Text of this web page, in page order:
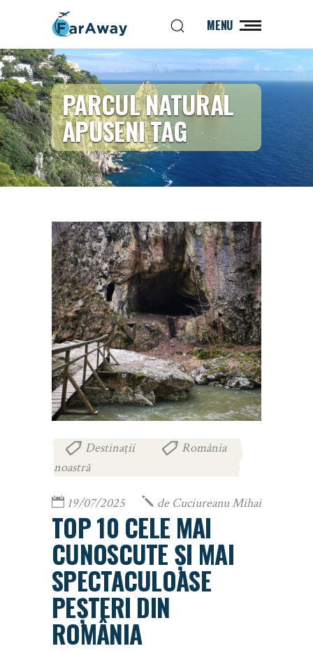
MENU
PARCUL NATURAL
APUSENI TAG
Destinații
România
noastră
19/07/2025 de Cuciureanu Mihai
TOP 10 CELE MAI
CUNOSCUTE ȘI MAI
SPECTACULOASE
PEȘTERI DIN
ROMÂNIA